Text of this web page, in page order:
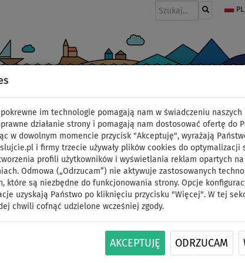
im technologie pomagają nam w świadczeniu naszych
działanie strony i pomagają nam dostosować ofertę do
w dowolnym momencie przycisk "Akceptuję", wyrażają
i firmy trzecie używały plików cookies do optymalizacji
profili użytkowników i wyświetlania reklam opartych na
Odmowa („Odrzucam”) nie aktywuje zastosowanych
które są niezbędne do funkcjonowania strony. Opcje
uzyskają Państwo po kliknięciu przycisku "Więcej". W tej
chwili cofnąć udzielone wcześniej zgody.
AKCEPTUJĘ ODRZUCAM
Wodoszczelny worek
EASY DRY BAG -
ID: 12351387198
Wodoszczelny worek AQUA MARINA SUPER
PVC i ma charakterystyczny kolor dla lepszej